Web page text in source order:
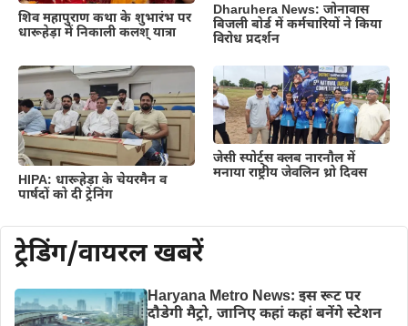
शिव महापुराण कथा के शुभारंभ पर
धारूहेड़ा में निकाली कलश् यात्रा
Dharuhera News: जोनावास
बिजली बोर्ड में कर्मचारियों ने किया
विरोध प्रदर्शन
HIPA: धारूहेड़ा के चेयरमैन व
पार्षदों को दी ट्रेनिंग
जेसी स्पोर्ट्स क्लब नारनौल में
मनाया राष्ट्रीय जेवलिन थ्रो दिवस
ट्रेडिंग/वायरल खबरें
Haryana Metro News: इस रूट पर
दौडेगी मैट्रो, जानिए कहां कहां बनेंगे स्टेशन